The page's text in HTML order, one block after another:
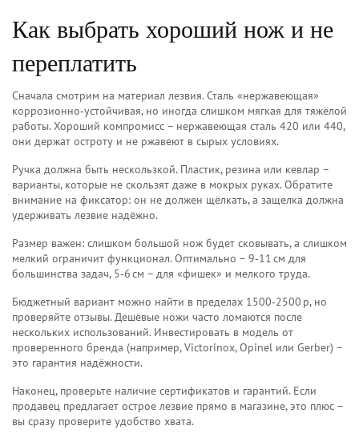
Как выбрать хороший нож и не
переплатить
Сначала смотрим на материал лезвия. Сталь «нержавеющая»
коррозионно‑устойчивая, но иногда слишком мягкая для тяжёлой
работы. Хороший компромисс – нержавеющая сталь 420 или 440,
они держат остроту и не ржавеют в сырых условиях.
Ручка должна быть нескользкой. Пластик, резина или кевлар –
варианты, которые не скользят даже в мокрых руках. Обратите
внимание на фиксатор: он не должен щёлкать, а защелка должна
удерживать лезвие надёжно.
Размер важен: слишком большой нож будет сковывать, а слишком
мелкий ограничит функционал. Оптимально – 9‑11 см для
большинства задач, 5‑6 см – для «фишек» и мелкого труда.
Бюджетный вариант можно найти в пределах 1500‑2500 р, но
проверяйте отзывы. Дешёвые ножи часто ломаются после
нескольких использований. Инвестировать в модель от
проверенного бренда (например, Victorinox, Opinel или Gerber) –
это гарантия надёжности.
Наконец, проверьте наличие сертификатов и гарантий. Если
продавец предлагает острое лезвие прямо в магазине, это плюс –
вы сразу проверите удобство хвата.